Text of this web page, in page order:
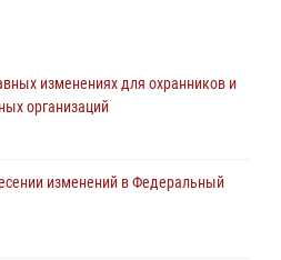
лагеря
изменениях для охранников и
организаций
изменений в Федеральный